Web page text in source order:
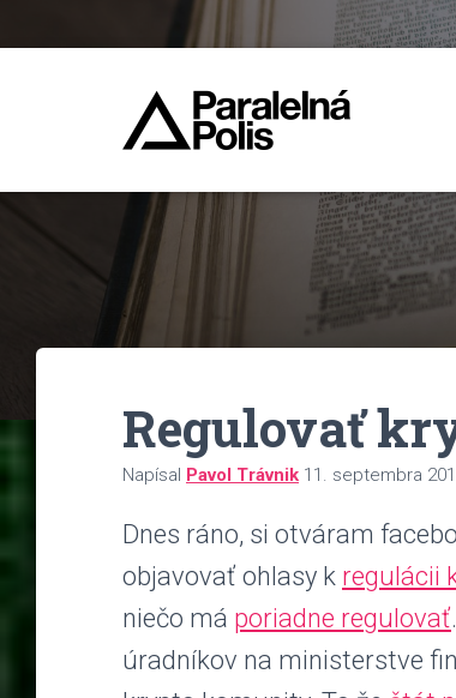
Regulovať
Napísal Pavol Trávnik 11. septembra
Dnes ráno, si otváram
objavovať ohlasy k regulácii
niečo má poriadne regulovať
úradníkov na ministerstve